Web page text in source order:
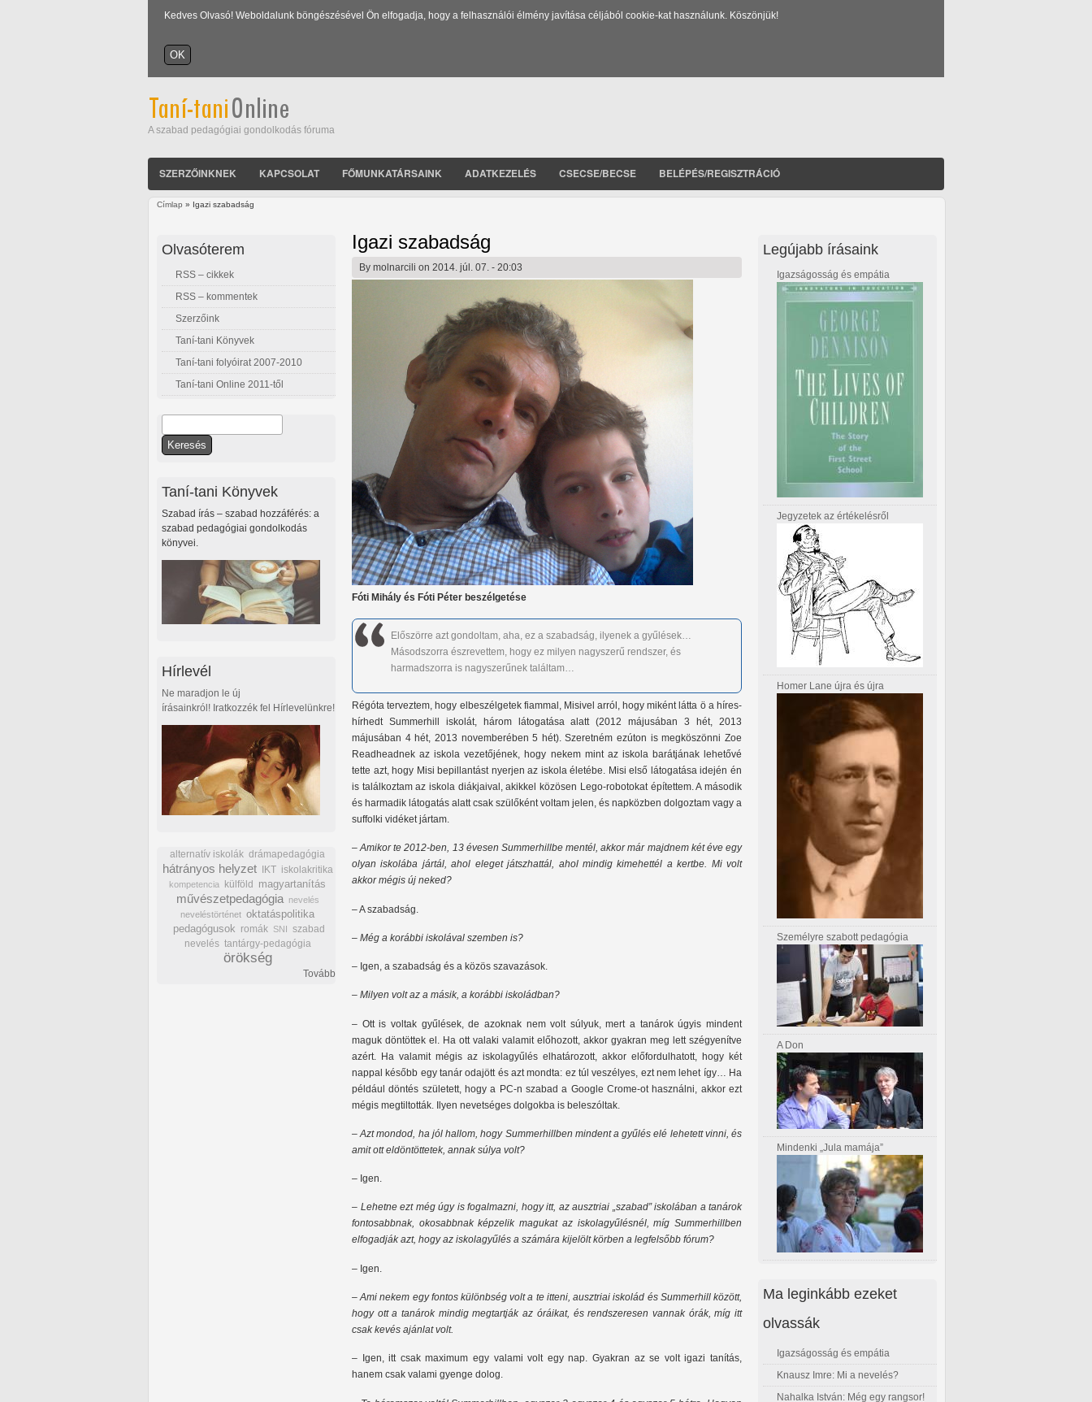
Kedves Olvasó! Weboldalunk böngészésével Ön elfogadja, hogy a felhasználói élmény javítása céljából cookie-kat használunk. Köszönjük!
A szabad pedagógiai gondolkodás fóruma
SZERZŐINKNEK KAPCSOLAT FŐMUNKATÁRSAINK ADATKEZELÉS CSECSE/BECSE BELÉPÉS/REGISZTRÁCIÓ
Címlap » Igazi szabadság
Igazi szabadság
By molnarcili on 2014. júl. 07. - 20:03
Fóti Mihály és Fóti Péter beszélgetése
Előszörre azt gondoltam, aha, ez a szabadság, ilyenek a gyűlések…
Másodszorra észrevettem, hogy ez milyen nagyszerű rendszer, és
harmadszorra is nagyszerűnek találtam…
Régóta terveztem, hogy elbeszélgetek fiammal, Misivel arról, hogy miként látta ö a híres-
hírhedt Summerhill iskolát, három látogatása alatt (2012 májusában 3 hét, 2013
májusában 4 hét, 2013 novemberében 5 hét). Szeretném ezúton is megköszönni Zoe
Readheadnek az iskola vezetőjének, hogy nekem mint az iskola barátjának lehetővé
tette azt, hogy Misi bepillantást nyerjen az iskola életébe. Misi első látogatása idején én
is találkoztam az iskola diákjaival, akikkel közösen Lego-robotokat építettem. A második
és harmadik látogatás alatt csak szülőként voltam jelen, és napközben dolgoztam vagy a
suffolki vidéket jártam.
–Amikor te 2012-ben, 13 évesen Summerhillbe mentél, akkor már majdnem két éve egy
olyan iskolába jártál, ahol eleget játszhattál, ahol mindig kimehettél a kertbe. Mi volt
akkor mégis új neked?
– A szabadság.
– Még a korábbi iskolával szemben is?
– Igen, a szabadság és a közös szavazások.
– Milyen volt az a másik, a korábbi iskoládban?
– Ott is voltak gyűlések, de azoknak nem volt súlyuk, mert a tanárok úgyis mindent
maguk döntöttek el. Ha ott valaki valamit előhozott, akkor gyakran meg lett szégyenítve
azért. Ha valamit mégis az iskolagyűlés elhatározott, akkor előfordulhatott, hogy két
nappal később egy tanár odajött és azt mondta: ez túl veszélyes, ezt nem lehet így… Ha
például döntés született, hogy a PC-n szabad a Google Crome-ot használni, akkor ezt
mégis megtiltották. Ilyen nevetséges dolgokba is beleszóltak.
– Azt mondod, ha jól hallom, hogy Summerhillben mindent a gyűlés elé lehetett vinni, és
amit ott eldöntöttetek, annak súlya volt?
– Igen.
– Lehetne ezt még úgy is fogalmazni, hogy itt, az ausztriai „szabad” iskolában a tanárok
fontosabbnak, okosabbnak képzelik magukat az iskolagyűlésnél, míg Summerhillben
elfogadják azt, hogy az iskolagyűlés a számára kijelölt körben a legfelsőbb fórum?
– Igen.
– Ami nekem egy fontos különbség volt a te itteni, ausztriai iskolád és Summerhill között,
hogy ott a tanárok mindig megtartják az óráikat, és rendszeresen vannak órák, míg itt
csak kevés ajánlat volt.
– Igen, itt csak maximum egy valami volt egy nap. Gyakran az se volt igazi tanítás,
hanem csak valami gyenge dolog.
Olvasóterem
RSS – cikkek
RSS – kommentek
Szerzőink
Taní-tani Könyvek
Taní-tani folyóirat 2007-2010
Taní-tani Online 2011-től
Keresés űrlap
Taní-tani Könyvek
Szabad írás – szabad hozzáférés: a
szabad pedagógiai gondolkodás
könyvei.
Hírlevél
Ne maradjon le új
írásainkról! Iratkozzék fel Hírlevelünkre!
alternatív iskolák drámapedagógia
hátrányos helyzet IKT iskolakritika
kompetencia külföld magyartanítás
művészetpedagógia
nevelés
neveléstörténet oktatáspolitika
pedagógusok romák SNI szabad
nevelés tantárgy-pedagógia
örökség
Tovább
Legújabb írásaink
Igazságosság és empátia
Jegyzetek az értékelésről
Homer Lane újra és újra
Személyre szabott pedagógia
A Don
Mindenki „Jula mamája”
Ma leginkább ezeket
olvassák
Igazságosság és empátia
Knausz Imre: Mi a nevelés?
Nahalka István: Még egy rangsor!